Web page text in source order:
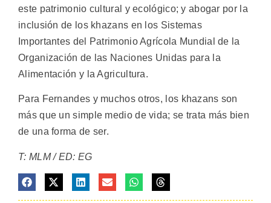
este patrimonio cultural y ecológico; y abogar por la
inclusión de los khazans en los Sistemas
Importantes del Patrimonio Agrícola Mundial de la
Organización de las Naciones Unidas para la
Alimentación y la Agricultura.
Para Fernandes y muchos otros, los khazans son
más que un simple medio de vida; se trata más bien
de una forma de ser.
T: MLM / ED: EG